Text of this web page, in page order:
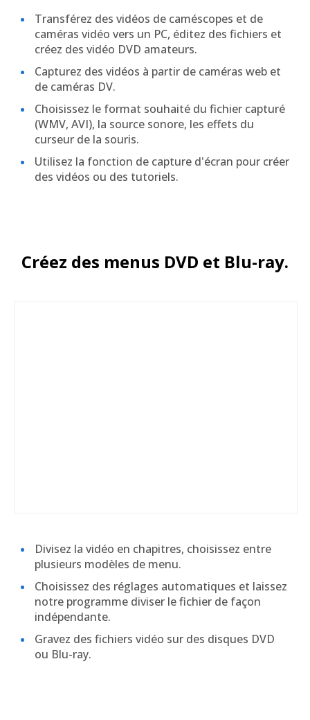
Transférez des vidéos de caméscopes et de
caméras vidéo vers un PC, éditez des fichiers et
créez des vidéo DVD amateurs.
Capturez des vidéos à partir de caméras web et
de caméras DV.
Choisissez le format souhaité du fichier capturé
(WMV, AVI), la source sonore, les effets du
curseur de la souris.
Utilisez la fonction de capture d'écran pour créer
des vidéos ou des tutoriels.
Créez des menus DVD et Blu-ray.
Divisez la vidéo en chapitres, choisissez entre
plusieurs modèles de menu.
Choisissez des réglages automatiques et laissez
notre programme diviser le fichier de façon
indépendante.
Gravez des fichiers vidéo sur des disques DVD
ou Blu-ray.